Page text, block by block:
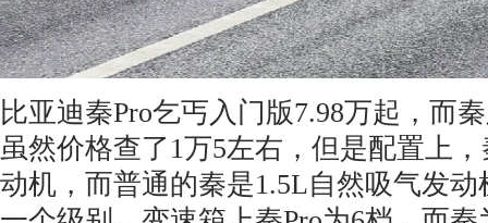
比亚迪秦Pro乞丐入门版7.98万起，而
虽然价格查了1万5左右，但是配置上，
动机，而普通的秦是1.5L自然吸气发